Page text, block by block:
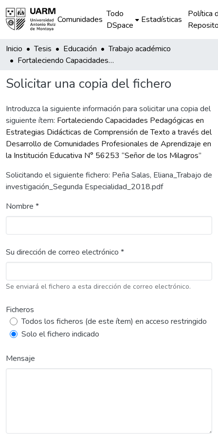
Comunidades
Todo
DSpace
Estadísticas
Política
Inicio Tesis Educación
Trabajo académico
Fortaleciendo Capacidades Pedagógicas en Estrategias Didácticas de Comprensión de Texto a través del Desarrollo de Comunidades Profesionales de Aprendizaje en la Institución Educativa N° 56253 “Señor de los Milagros”
Solicitar una copia del fichero
Introduzca la siguiente información para solicitar una copia del
siguiente ítem: Fortaleciendo Capacidades Pedagógicas en
Estrategias Didácticas de Comprensión de Texto a través del
Desarrollo de Comunidades Profesionales de Aprendizaje en
la Institución Educativa N° 56253 “Señor de los Milagros”
Solicitando el siguiente fichero: Peña Salas, Eliana_Trabajo de
investigación_Segunda Especialidad_2018.pdf
Nombre *
Su dirección de correo electrónico *
Se enviará el fichero a esta dirección de correo electrónico.
Ficheros
Todos los ficheros (de este ítem) en acceso restringido
Solo el fichero indicado
Mensaje